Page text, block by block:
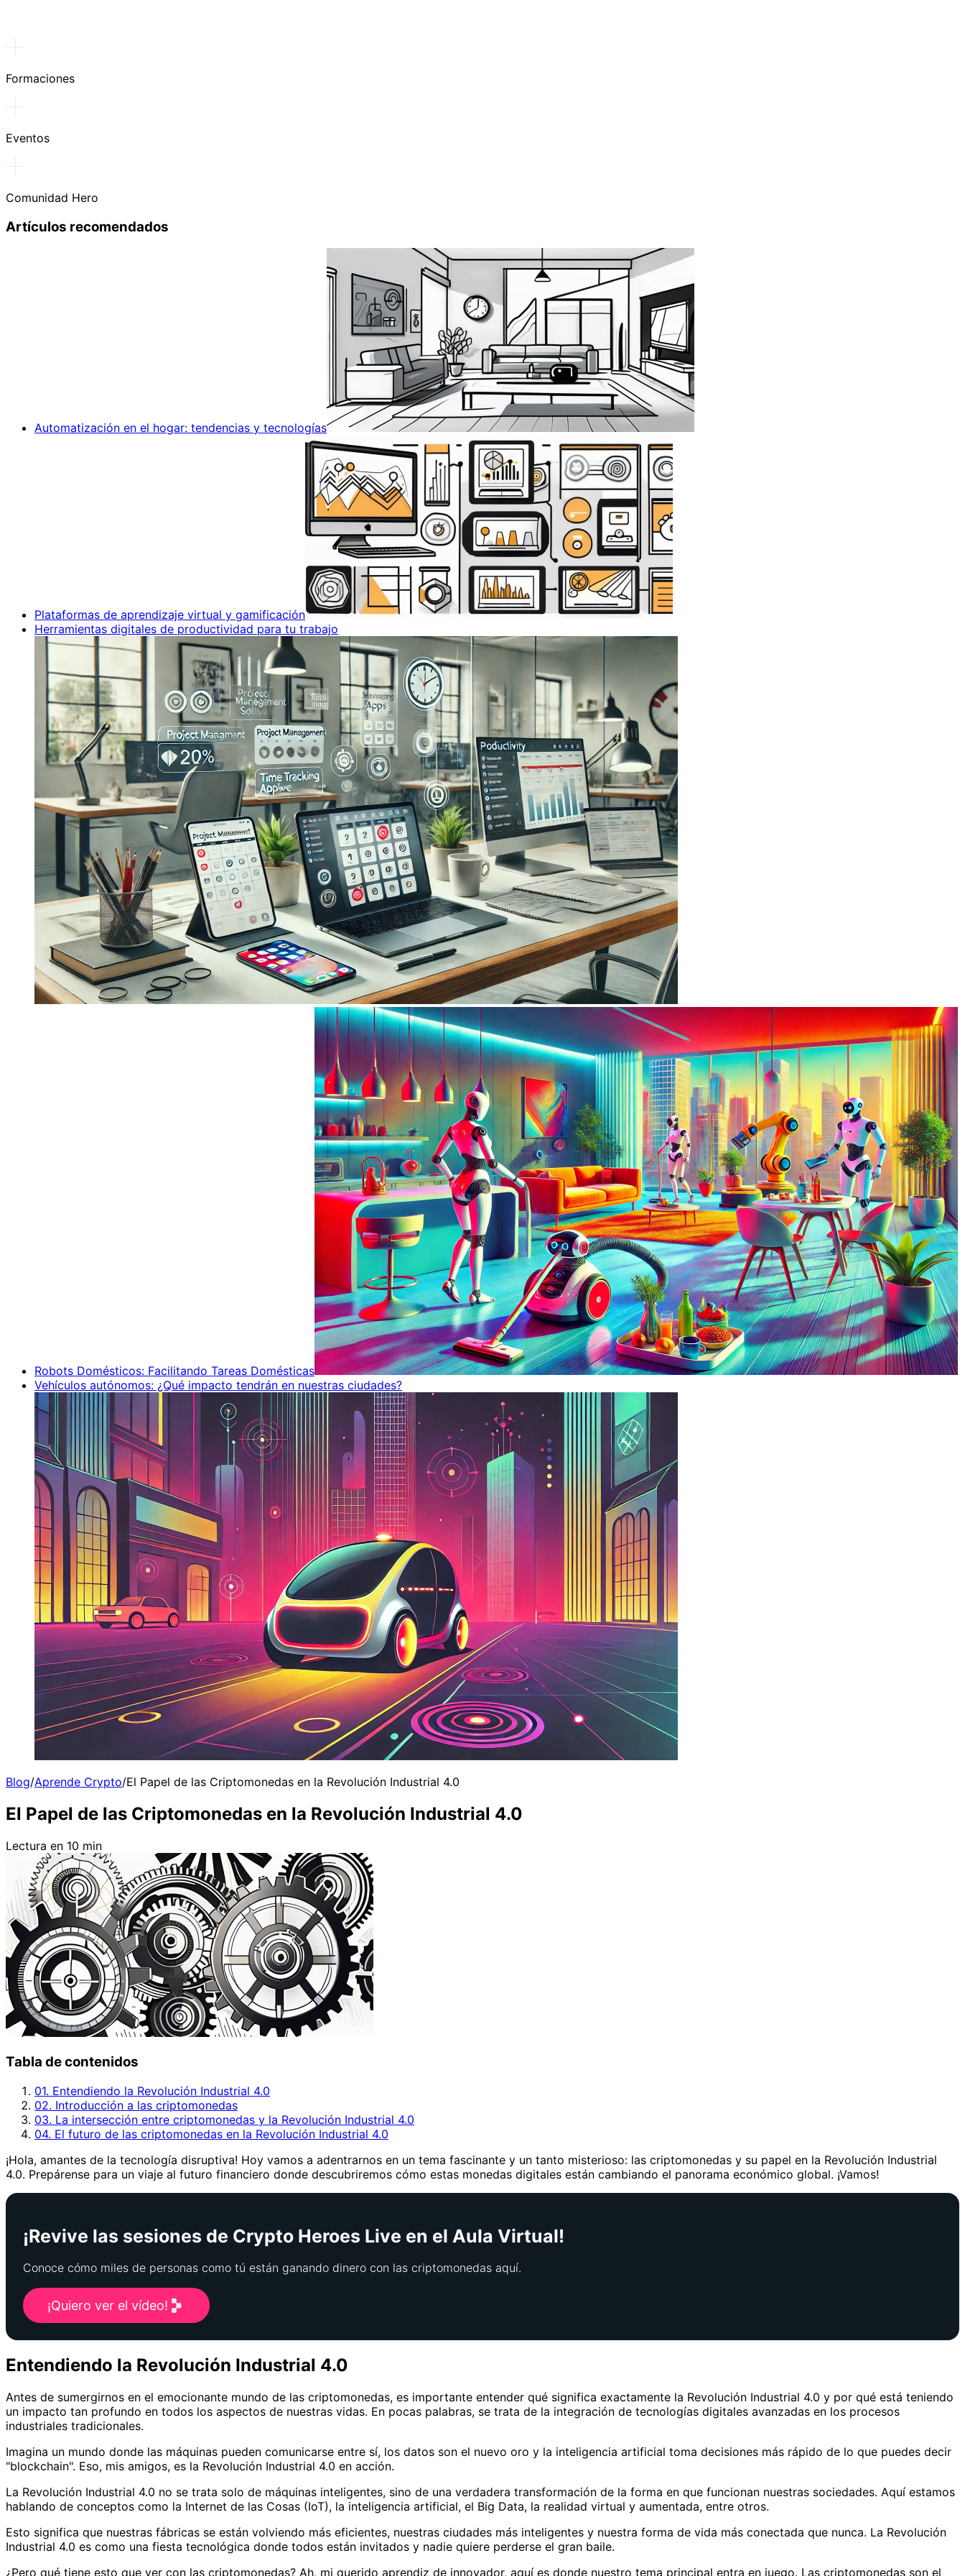
Formaciones
Eventos
Comunidad Hero
Artículos recomendados
Automatización en el hogar: tendencias y tecnologías
Plataformas de aprendizaje virtual y gamificación
Herramientas digitales de productividad para tu trabajo
Robots Domésticos: Facilitando Tareas Domésticas
Vehículos autónomos: ¿Qué impacto tendrán en nuestras ciudades?
Blog/Aprende Crypto/El Papel de las Criptomonedas en la Revolución Industrial 4.0
El Papel de las Criptomonedas en la Revolución Industrial 4.0
Lectura en 10 min
Tabla de contenidos
01. Entendiendo la Revolución Industrial 4.0
02. Introducción a las criptomonedas
03. La intersección entre criptomonedas y la Revolución Industrial 4.0
04. El futuro de las criptomonedas en la Revolución Industrial 4.0
¡Hola, amantes de la tecnología disruptiva! Hoy vamos a adentrarnos en un tema fascinante y un tanto misterioso: las criptomonedas y su papel en la Revolución Industrial
4.0. Prepárense para un viaje al futuro financiero donde descubriremos cómo estas monedas digitales están cambiando el panorama económico global. ¡Vamos!
¡Revive las sesiones de Crypto Heroes Live en el Aula Virtual!
Conoce cómo miles de personas como tú están ganando dinero con las criptomonedas aquí.
¡Quiero ver el vídeo!
Entendiendo la Revolución Industrial 4.0
Antes de sumergirnos en el emocionante mundo de las criptomonedas, es importante entender qué significa exactamente la Revolución Industrial 4.0 y por qué está teniendo
un impacto tan profundo en todos los aspectos de nuestras vidas. En pocas palabras, se trata de la integración de tecnologías digitales avanzadas en los procesos
industriales tradicionales.
Imagina un mundo donde las máquinas pueden comunicarse entre sí, los datos son el nuevo oro y la inteligencia artificial toma decisiones más rápido de lo que puedes decir
"blockchain". Eso, mis amigos, es la Revolución Industrial 4.0 en acción.
La Revolución Industrial 4.0 no se trata solo de máquinas inteligentes, sino de una verdadera transformación de la forma en que funcionan nuestras sociedades. Aquí estamos
hablando de conceptos como la Internet de las Cosas (IoT), la inteligencia artificial, el Big Data, la realidad virtual y aumentada, entre otros.
Esto significa que nuestras fábricas se están volviendo más eficientes, nuestras ciudades más inteligentes y nuestra forma de vida más conectada que nunca. La Revolución
Industrial 4.0 es como una fiesta tecnológica donde todos están invitados y nadie quiere perderse el gran baile.
¿Pero qué tiene esto que ver con las criptomonedas? Ah, mi querido aprendiz de innovador, aquí es donde nuestro tema principal entra en juego. Las criptomonedas son el